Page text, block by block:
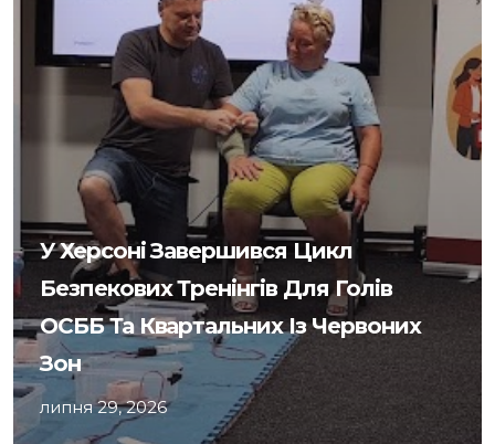
У Херсоні Завершився Цикл
Безпекових Тренінгів Для Голів
ОСББ Та Квартальних Із Червоних
Зон
липня 29, 2026